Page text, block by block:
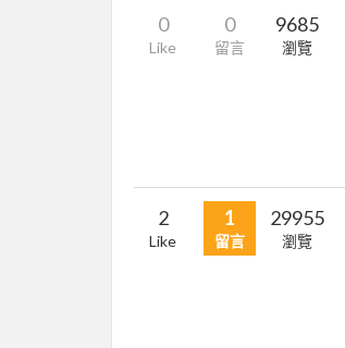
0
Like
0
留言
9685
瀏覽
2
Like
1
留言
29955
瀏覽